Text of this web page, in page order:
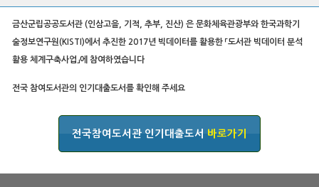
금산군립공공도서관 (인삼고을, 기적, 추부, 진산) 은 문화체육관광부와 한국과학기
술정보연구원(KISTI)에서 추진한 2017년 빅데이터를 활용한 「도서관 빅데이터 분석
활용 체계구축사업」에 참여하였습니다
전국 참여도서관의 인기대출도서를 확인해 주세요
전국참여도서관 인기대출도서 바로가기